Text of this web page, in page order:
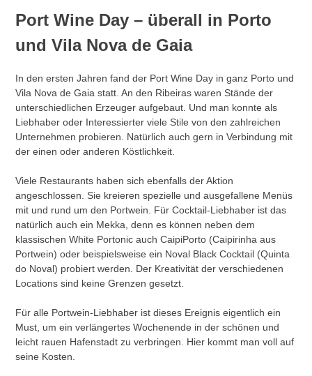
Port Wine Day – überall in Porto
und Vila Nova de Gaia
In den ersten Jahren fand der Port Wine Day in ganz Porto und
Vila Nova de Gaia statt. An den Ribeiras waren Stände der
unterschiedlichen Erzeuger aufgebaut. Und man konnte als
Liebhaber oder Interessierter viele Stile von den zahlreichen
Unternehmen probieren. Natürlich auch gern in Verbindung mit
der einen oder anderen Köstlichkeit.
Viele Restaurants haben sich ebenfalls der Aktion
angeschlossen. Sie kreieren spezielle und ausgefallene Menüs
mit und rund um den Portwein. Für Cocktail-Liebhaber ist das
natürlich auch ein Mekka, denn es können neben dem
klassischen White Portonic auch CaipiPorto (Caipirinha aus
Portwein) oder beispielsweise ein Noval Black Cocktail (Quinta
do Noval) probiert werden. Der Kreativität der verschiedenen
Locations sind keine Grenzen gesetzt.
Für alle Portwein-Liebhaber ist dieses Ereignis eigentlich ein
Must, um ein verlängertes Wochenende in der schönen und
leicht rauen Hafenstadt zu verbringen. Hier kommt man voll auf
seine Kosten.